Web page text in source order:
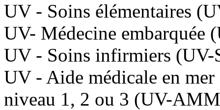
UV - Soins élémentaires
UV- Médecine embarquée
UV - Soins infirmiers (UV-
UV - Aide médicale en
niveau 1, 2 ou 3 (UV-